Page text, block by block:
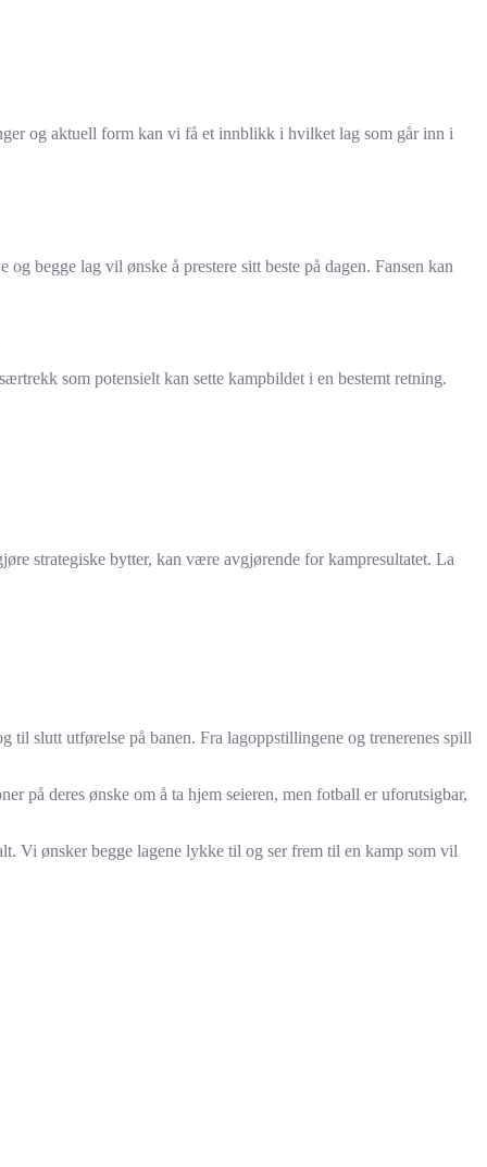
og aktuell form kan vi få et innblikk i hvilket lag som går inn i
begge lag vil ønske å prestere sitt beste på dagen. Fansen kan
som potensielt kan sette kampbildet i en bestemt retning.
strategiske bytter, kan være avgjørende for kampresultatet. La
slutt utførelse på banen. Fra lagoppstillingene og trenerenes spill
på deres ønske om å ta hjem seieren, men fotball er uforutsigbar,
Vi ønsker begge lagene lykke til og ser frem til en kamp som vil